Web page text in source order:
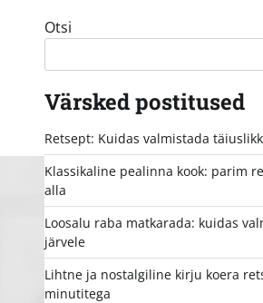
Otsi
Värsked postitused
Retsept: Kuidas valmistada
Klassikaline pealinna kook: parim
alla
Loosalu raba matkarada: kuidas
järvele
Lihtne ja nostalgiline kirju koera
minutitega